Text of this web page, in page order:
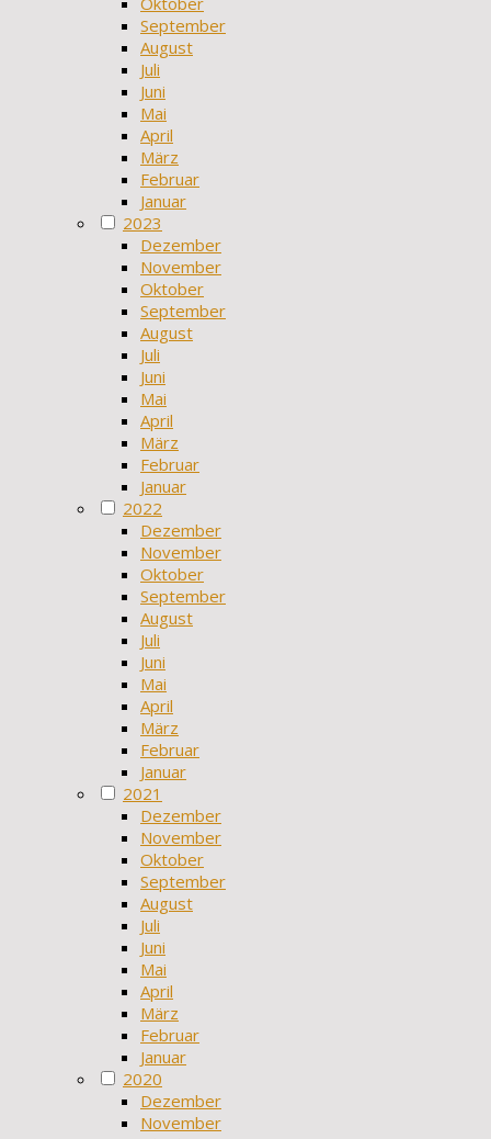
September
August
Juli
Juni
Mai
April
März
Februar
Januar
2023
Dezember
November
Oktober
September
August
Juli
Juni
Mai
April
März
Februar
Januar
2022
Dezember
November
Oktober
September
August
Juli
Juni
Mai
April
März
Februar
Januar
2021
Dezember
November
Oktober
September
August
Juli
Juni
Mai
April
März
Februar
Januar
2020
Dezember
November